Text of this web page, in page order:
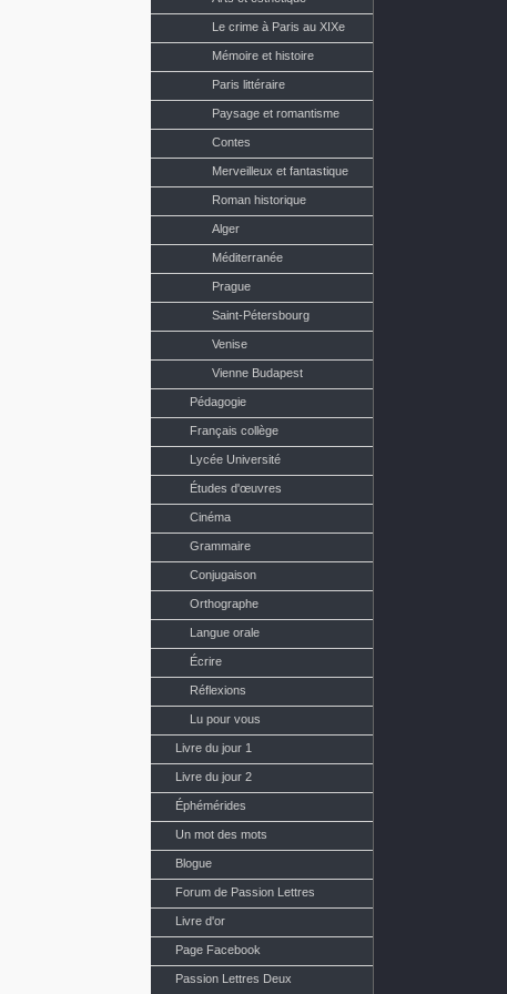
Le crime à Paris au XIXe
Mémoire et histoire
Paris littéraire
Paysage et romantisme
Contes
Merveilleux et fantastique
Roman historique
Alger
Méditerranée
Prague
Saint-Pétersbourg
Venise
Vienne Budapest
Pédagogie
Français collège
Lycée Université
Études d'œuvres
Cinéma
Grammaire
Conjugaison
Orthographe
Langue orale
Écrire
Réflexions
Lu pour vous
Livre du jour 1
Livre du jour 2
Éphémérides
Un mot des mots
Blogue
Forum de Passion Lettres
Livre d'or
Page Facebook
Passion Lettres Deux